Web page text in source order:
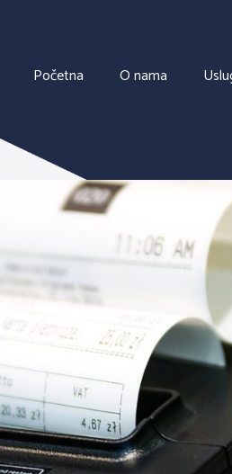
Početna O nama